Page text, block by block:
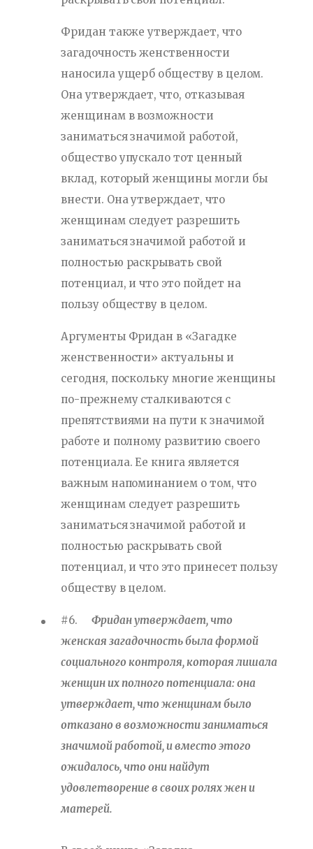
Фридан также утверждает, что
загадочность женственности
наносила ущерб обществу в целом.
Она утверждает, что, отказывая
женщинам в возможности
заниматься значимой работой,
общество упускало тот ценный
вклад, который женщины могли бы
внести. Она утверждает, что
женщинам следует разрешить
заниматься значимой работой и
полностью раскрывать свой
потенциал, и что это пойдет на
пользу обществу в целом.
Аргументы Фридан в «Загадке
женственности» актуальны и
сегодня, поскольку многие женщины
по-прежнему сталкиваются с
препятствиями на пути к значимой
работе и полному развитию своего
потенциала. Ее книга является
важным напоминанием о том, что
женщинам следует разрешить
заниматься значимой работой и
полностью раскрывать свой
потенциал, и что это принесет пользу
обществу в целом.
#6. Фридан утверждает, что
женская загадочность была формой
социального контроля, которая лишала
женщин их полного потенциала: она
утверждает, что женщинам было
отказано в возможности заниматься
значимой работой, и вместо этого
ожидалось, что они найдут
удовлетворение в своих ролях жен и
матерей.